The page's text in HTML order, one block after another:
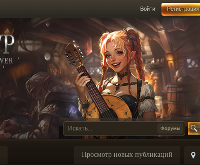
Войти Регистрация
Форумы
Просмотр новых публикаций